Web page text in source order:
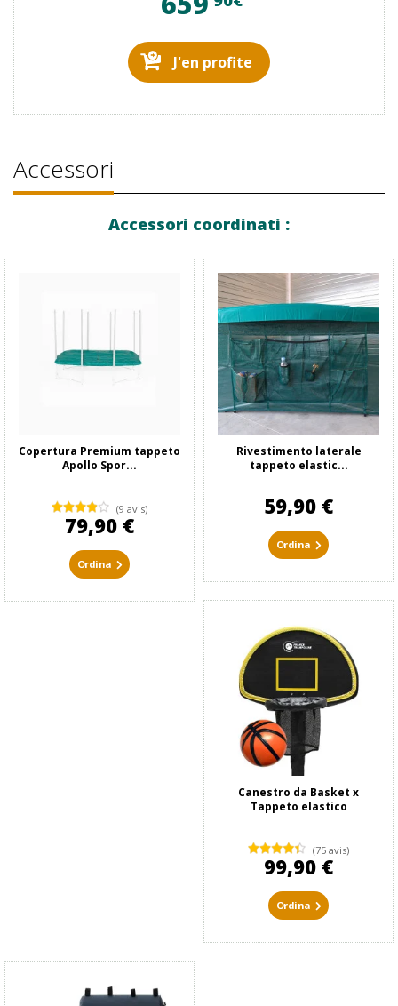
J'en profite
Accessori
Accessori coordinati :
Copertura Premium tappeto
Apollo Spor...
(9 avis)
79,90 €
Ordina
Rivestimento laterale
tappeto elastic...
59,90 €
Ordina
Canestro da Basket x
Tappeto elastico
(75 avis)
99,90 €
Ordina